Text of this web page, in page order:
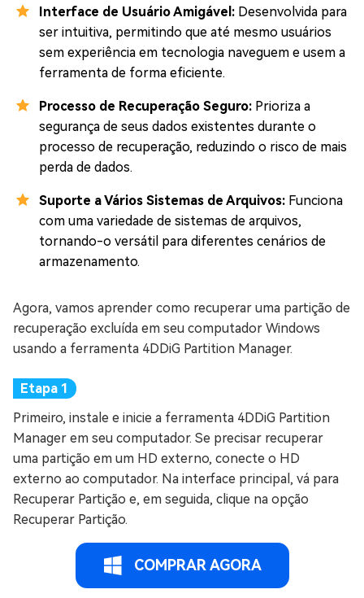
Interface de Usuário Amigável: Desenvolvida para
ser intuitiva, permitindo que até mesmo usuários
sem experiência em tecnologia naveguem e usem a
ferramenta de forma eficiente.
Processo de Recuperação Seguro: Prioriza a
segurança de seus dados existentes durante o
processo de recuperação, reduzindo o risco de mais
perda de dados.
Suporte a Vários Sistemas de Arquivos: Funciona
com uma variedade de sistemas de arquivos,
tornando-o versátil para diferentes cenários de
armazenamento.
Agora, vamos aprender como recuperar uma partição de
recuperação excluída em seu computador Windows
usando a ferramenta 4DDiG Partition Manager.
Primeiro, instale e inicie a ferramenta 4DDiG Partition
Manager em seu computador. Se precisar recuperar
uma partição em um HD externo, conecte o HD
externo ao computador. Na interface principal, vá para
Recuperar Partição e, em seguida, clique na opção
Recuperar Partição.
COMPRAR AGORA